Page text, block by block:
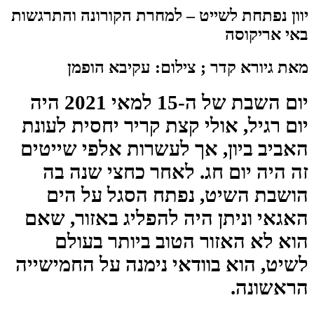
יוון נפתחת לשייט – למחרת הקורונה והתרגשות
באי אריקוסה
מאת גיורא קדר ; צילום: עקיבא הופמן
יום השבת של ה-15 למאי 2021 היה
יום רגיל, אולי קצת קריר יחסית לעונת
האביב ביון, אך לעשרות אלפי שייטים
זה היה יום חג. לאחר כחצי שנה בה
הושבת השיט, נפתח הסגל על הים
האגאי וניתן היה להפליג באזור, שאם
הוא לא האזור הטוב ביותר בעולם
לשיט, הוא בוודאי נימנה על החמישייה
הראשונה.